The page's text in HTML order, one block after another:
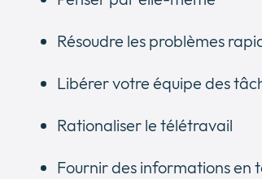
Résoudre les problèmes
Libérer votre équipe des
Rationaliser le télétravail
Fournir des informations en